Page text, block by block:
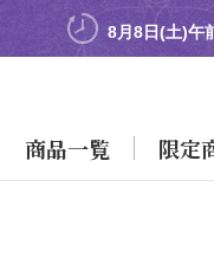
8月8日(土)午
商品一覧 限定